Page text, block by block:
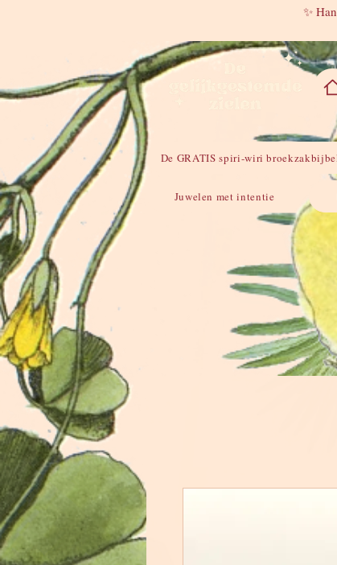
✨
De GRATIS spiri-wiri
Juwelen met intentie